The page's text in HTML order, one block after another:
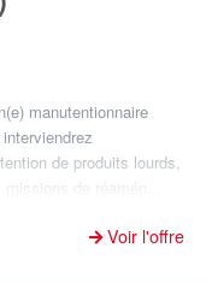
manutentionnaire
de produits lourds,
de réamén...
Voir l'offre